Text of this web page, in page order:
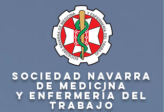
SOCIEDAD NAVARRA
DE MEDICINA
Y ENFERMERÍA DEL
TRABAJO